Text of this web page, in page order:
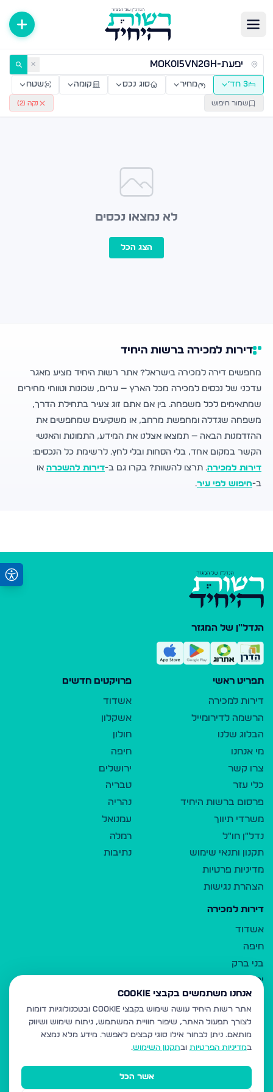
דירות למכירה ולהשכרה — רשות היחיד ✕
3 חד׳ מחיר סוג נכס קומה שטח
שמור חיפוש נקה (2
)
לא נמצאו נכסים
הצג הכל
דירות למכירה ברשות היחיד
מחפשים דירה למכירה בישראל? אתר רשות היחיד מציע מאגר
עדכני של נכסים למכירה מכל הארץ — ערים, שכונות וטווחי מחירים
שמתאימים לכל משפחה. בין אם אתם זוג צעיר בתחילת הדרך,
משפחה שגדלה ומחפשת מרחב, או משקיעים שמחפשים את
ההזדמנות הבאה — תמצאו אצלנו את המידע, התמונות והאנשי
הקשר במקום אחד, בלי הסחות ובלי לחץ. לרשימת כל הנכסים:
דירות למכירה. תרצו להשוות? בקרו גם ב-דירות להשכרה או
ב-חיפוש לפי עיר.
הנדל"ן של המגזר
תפריט ראשי
דירות למכירה
הרשמה לדירומייל
הבלוג שלנו
מי אנחנו
צרו קשר
כלי עזר
פרסום ברשות היחיד
משרדי תיווך
נדל"ן חו"ל
תקנון ותנאי שימוש
מדיניות פרטיות
הצהרת נגישות
פרויקטים חדשים
אשדוד
אשקלון
חולון
חיפה
ירושלים
טבריה
נהריה
עמנואל
רמלה
נתיבות
דירות למכירה
אשדוד
חיפה
בני ברק
ירושלים
אלעד
גבעת זאב
בית שמש
רכסים
מודיעין עילית
אנחנו משתמשים בקבצי Cookie
אתר רשות היחיד עושה שימוש בקבצי Cookie ובטכנולוגיות דומות
לצורך תפעול האתר, שיפור חוויית המשתמש, ניתוח שימוש ושיווק
מותאם. ניתן לבחור אילו סוגי קבצים לאפשר. מידע מלא נמצא
במדיניות הפרטיות ובתקנון השימוש.
אשר הכל